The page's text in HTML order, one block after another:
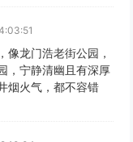
像龙门浩老街公园，
，宁静清幽且有深厚
烟火气，都不容错